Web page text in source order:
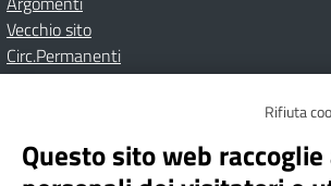
Vecchio sito
Circ.Permanenti
Albo online
Dichiarazione di accessibilità
Note
Rifiuta
Questo sito web